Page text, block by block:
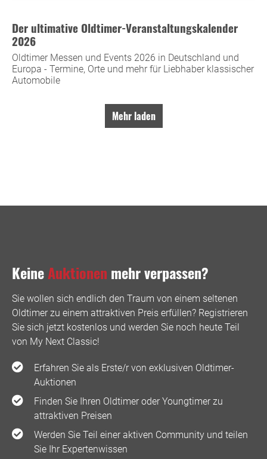
Der ultimative Oldtimer-Veranstaltungskalender
2026
Oldtimer Messen und Events 2026 in Deutschland und
Europa - Termine, Orte und mehr für Liebhaber klassischer
Automobile
Mehr laden
KeineAuktionen mehr verpassen?
Sie wollen sich endlich den Traum von einem seltenen
Oldtimer zu einem attraktiven Preis erfüllen? Registrieren
Sie sich jetzt kostenlos und werden Sie noch heute Teil
von My Next Classic! ️
Erfahren Sie als Erste/r von exklusiven Oldtimer-
Auktionen
Finden Sie Ihren Oldtimer oder Youngtimer zu
attraktiven Preisen
Werden Sie Teil einer aktiven Community und teilen
Sie Ihr Expertenwissen